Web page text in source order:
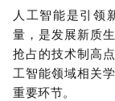
人工智能是引领
量，是发展新质
抢占的技术制高
工智能领域相关
重要环节。